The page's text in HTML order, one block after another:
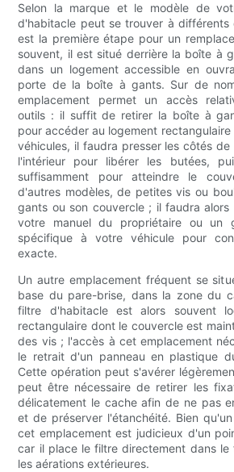
Selon la marque et le modèle de
d'habitacle peut se trouver à différents
est la première étape pour un
souvent, il est situé derrière la boîte à
dans un logement accessible en
porte de la boîte à gants. Sur de
emplacement permet un accès
outils : il suffit de retirer la boîte à
pour accéder au logement
véhicules, il faudra presser les côtés
l'intérieur pour libérer les butées,
suffisamment pour atteindre le
d'autres modèles, de petites vis ou
gants ou son couvercle ; il faudra alors
votre manuel du propriétaire ou un
spécifique à votre véhicule pour
exacte.
Un autre emplacement fréquent se
base du pare-brise, dans la zone du
filtre d'habitacle est alors souvent
rectangulaire dont le couvercle est
des vis ; l'accès à cet emplacement
le retrait d'un panneau en plastique
Cette opération peut s'avérer
peut être nécessaire de retirer les
délicatement le cache afin de ne pas
et de préserver l'étanchéité. Bien
cet emplacement est judicieux d'un
car il place le filtre directement dans
les aérations extérieures.